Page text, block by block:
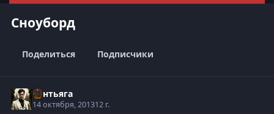
Сноуборд
Поделиться Подписчики
Сантьяга
14 октября, 201312 г.